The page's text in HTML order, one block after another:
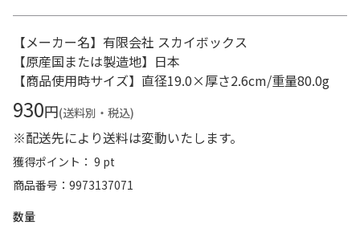
【メーカー名】有限会社 スカイボックス
【原産国または製造地】日本
【商品使用時サイズ】直径19.0×厚さ2.6cm/重量80.0g
930円(送料別・税込)
※配送先により送料は変動いたします。
獲得ポイント： 9 pt
商品番号
9973137071
数量